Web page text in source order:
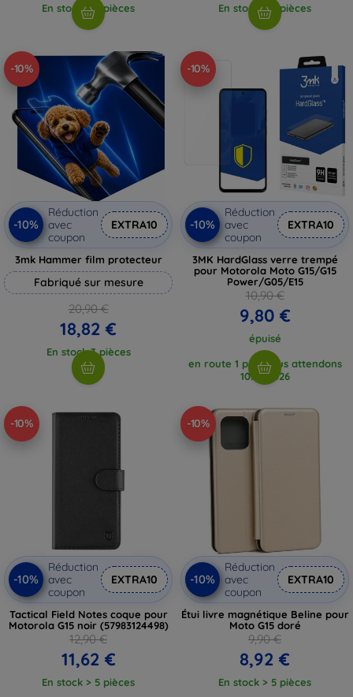
En stock > 5 pièces En stock > 5 pièces
-10%
-10%
Réduction
avec
coupon
EXTRA10
3mk Hammer film protecteur
Fabriqué sur mesure
20,90 €
18,82 €
En stock 3 pièces
-10%
-10%
Réduction
avec
coupon
EXTRA10
3MK HardGlass verre trempé
pour Motorola Moto G15/G15
Power/G05/E15
10,90 €
9,80 €
épuisé
en route 1 pcs, nous attendons
10. 8. 2026
-10%
-10%
Réduction
avec
coupon
EXTRA10
Tactical Field Notes coque pour
Motorola G15 noir (57983124498)
12,90 €
11,62 €
En stock > 5 pièces
-10%
-10%
Réduction
avec
coupon
EXTRA10
Étui livre magnétique Beline pour
Moto G15 doré
9,90 €
8,92 €
En stock > 5 pièces